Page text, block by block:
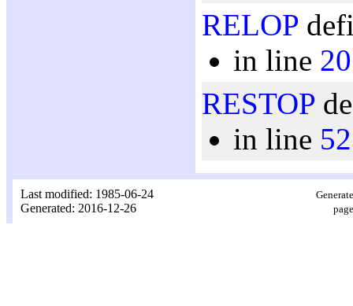
RELOP
in line
RESTOP
in line
Last modified: 1985-06-24
Generated: 2016-12-26